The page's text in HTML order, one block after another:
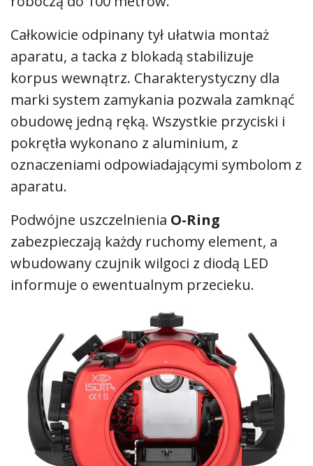
Całkowicie odpinany tył ułatwia montaż
aparatu, a tacka z blokadą stabilizuje
korpus wewnątrz. Charakterystyczny dla
marki system zamykania pozwala zamknąć
obudowę jedną ręką. Wszystkie przyciski i
pokrętła wykonano z aluminium, z
oznaczeniami odpowiadającymi symbolom z
aparatu.
Podwójne uszczelnienia O-Ring
zabezpieczają każdy ruchomy element, a
wbudowany czujnik wilgoci z diodą LED
informuje o ewentualnym przecieku.